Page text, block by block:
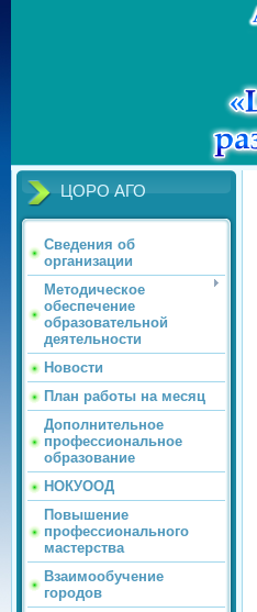
ЦОРО АГО
Сведения об
организации
Методическое
обеспечение
образовательной
деятельности
Новости
План работы на месяц
Дополнительное
профессиональное
образование
НОКУООД
Повышение
профессионального
мастерства
Взаимообучение
городов